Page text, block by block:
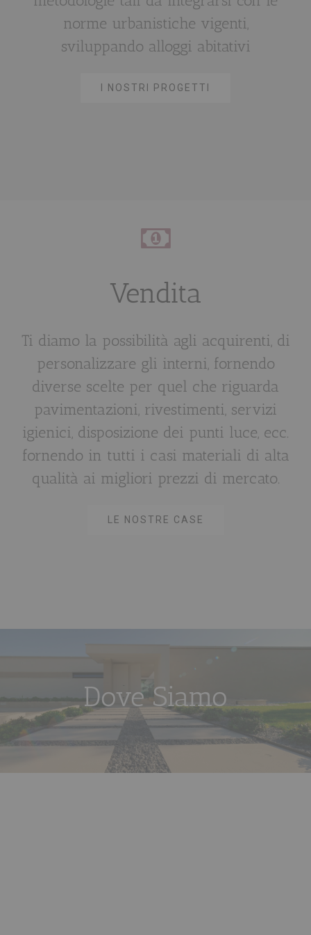
norme urbanistiche vigenti,
sviluppando alloggi abitativi
I NOSTRI PROGETTI
Vendita
Ti diamo la possibilità agli acquirenti, di
personalizzare gli interni, fornendo
diverse scelte per quel che riguarda
pavimentazioni, rivestimenti, servizi
igienici, disposizione dei punti luce, ecc.
fornendo in tutti i casi materiali di alta
qualità ai migliori prezzi di mercato.
LE NOSTRE CASE
Dove Siamo